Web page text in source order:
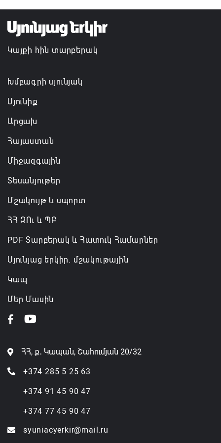
Ռուսաստանի բանակը «Իսկանդերով» հարվածել է
ուկրաինական գնացքին
07.08.2026 14:32
Կայքի հին տարբերակ
Խմբագրի սյունյակ
Սյունիք
Արցախ
Հայաստան
Միջազգային
Տեսանյութեր
Մշակույթ և սպորտ
ՀՀ ԶՈւ և ՊԲ
PDF Տարբերակ և Հատուկ Համարներ
Սյունյաց երկիր. մշակութային
Կապ
Մեր Մասին
ՀՀ, ք․ Կապան, Շահումյան 20/32
+374 285 5 25 63
+374 91 45 90 47
+374 77 45 90 47
syuniacyerkir@mail.ru